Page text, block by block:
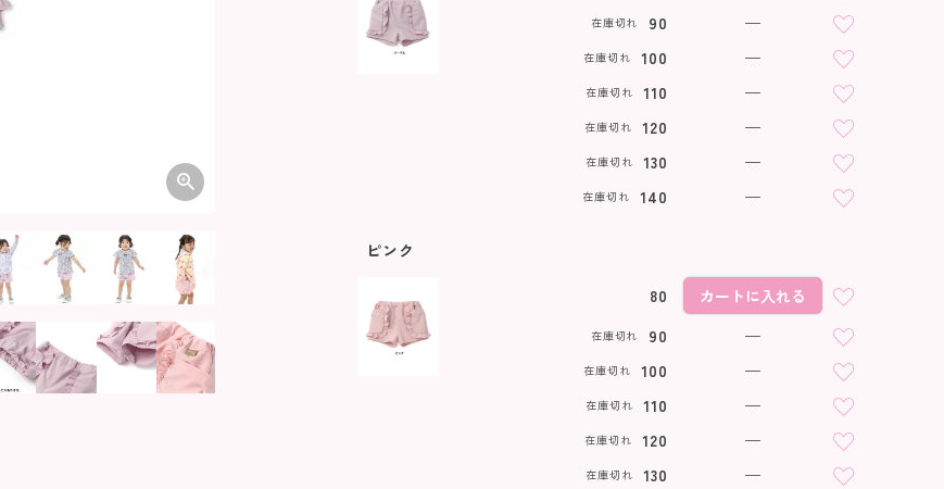
90
在庫切れ
—
100
在庫切れ
—
110
在庫切れ
—
120
在庫切れ
—
130
在庫切れ
—
140
在庫切れ —
ピンク
80
カートに入れる
90
在庫切れ
—
100
在庫切れ
—
110
在庫切れ
—
120
在庫切れ
—
130
在庫切れ
—